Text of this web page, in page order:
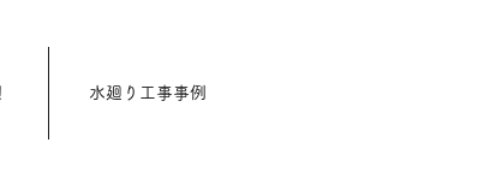
水廻り工事事例